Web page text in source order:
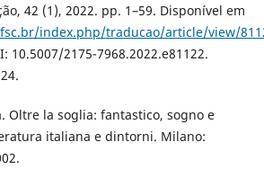
42 (1), 2022. pp. 1–59. Disponível em
index.php/traducao/article/view/
10.5007/2175-7968.2022.e81122.
Oltre la soglia: fantastico, sogno e
italiana e dintorni. Milano: